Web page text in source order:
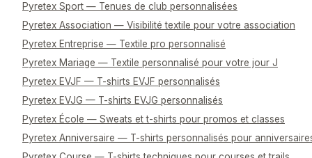
Pyretex Sport — Tenues de club personnalisées
Pyretex Association — Visibilité textile pour votre association
Pyretex Entreprise — Textile pro personnalisé
Pyretex Mariage — Textile personnalisé pour votre jour J
Pyretex EVJF — T-shirts EVJF personnalisés
Pyretex EVJG — T-shirts EVJG personnalisés
Pyretex École — Sweats et t-shirts pour promos et classes
Pyretex Anniversaire — T-shirts personnalisés pour